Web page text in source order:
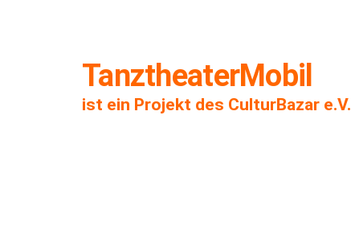
TanztheaterMobil
ist ein Projekt des CulturBazar e.V.